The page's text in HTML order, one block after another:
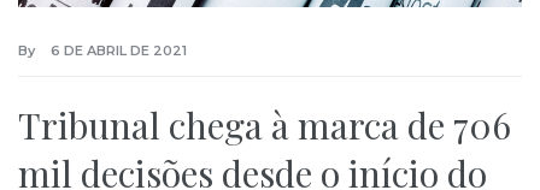
By 6 DE ABRIL DE 2021
Tribunal chega à marca de 706
mil decisões desde o início do